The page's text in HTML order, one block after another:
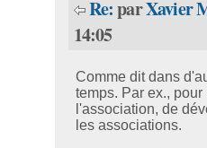
Re:parXavier
14:05
Comme dit dans
temps. Par ex.,
l'association, de
les associations.